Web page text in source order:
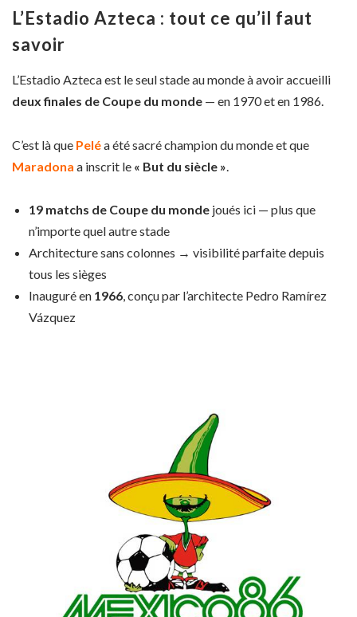
L’Estadio Azteca : tout ce qu’il faut
savoir
L’Estadio Azteca est le seul stade au monde à avoir accueilli
deux finales de Coupe du monde — en 1970 et en 1986.
C’est là que Peléa été sacré champion du monde et que
Maradona a inscrit le « But du siècle »
19 matchs de Coupe du monde joués ici — plus que
n’importe quel autre stade
Architecture sans colonnes → visibilité parfaite depuis
tous les sièges
Inauguré en 1966, conçu par l’architecte Pedro Ramírez
Vázquez